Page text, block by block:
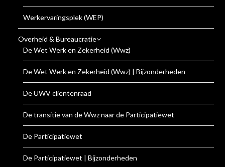
Werkervaringsplek (WEP)
Overheid & Bureaucratie
De Wet Werk en Zekerheid (Wwz)
De Wet Werk en Zekerheid (Wwz) | Bijzonderheden
De UWV cliëntenraad
De transitie van de Wwz naar de Participatiewet
De Participatiewet
De Participatiewet | Bijzonderheden